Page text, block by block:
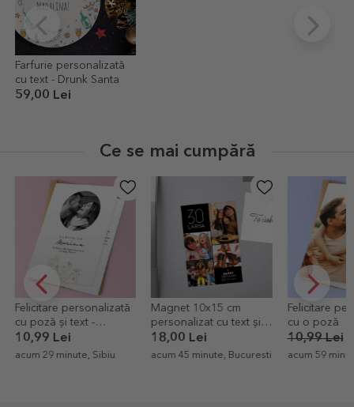
Farfurie personalizată
cu text - Drunk Santa
59,00 Lei
Ce se mai cumpără
Felicitare personalizată
cu poză și text -
Elegance
10,99 Lei
acum 29 minute, Sibiu
Magnet 10x15 cm
personalizat cu text și 4
poze - Happy birthday
18,00 Lei
acum 45 minute, Bucuresti
Felicitare
cu o poză
10,99 Lei
acum 59